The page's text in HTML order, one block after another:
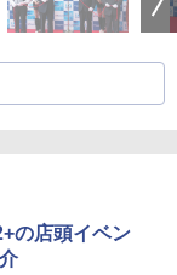
の店頭イベン